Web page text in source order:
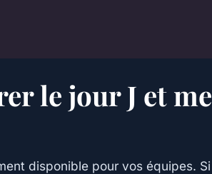
le jour J et
disponible pour vos équipes.